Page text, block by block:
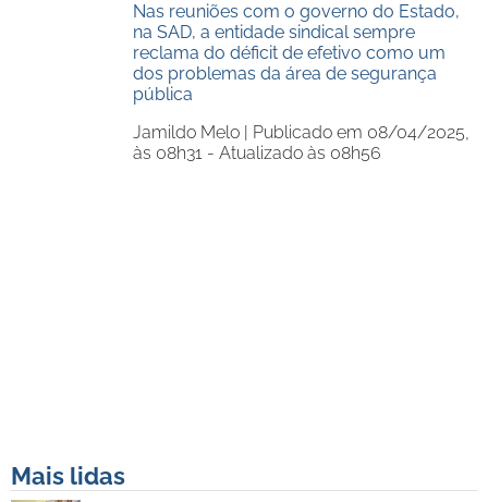
Nas reuniões com o governo do Estado,
na SAD, a entidade sindical sempre
reclama do déficit de efetivo como um
dos problemas da área de segurança
pública
Jamildo Melo | Publicado em 08/04/2025,
às 08h31 - Atualizado às 08h56
Mais lidas